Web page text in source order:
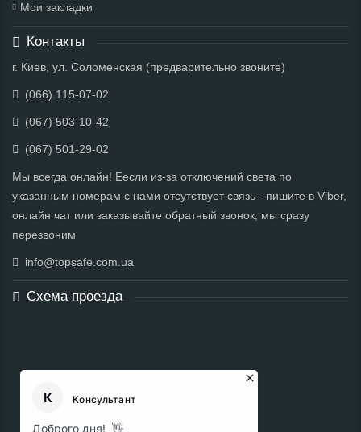
Мои закладки
Контакты
г. Киев, ул. Соломенская (предварительно звоните)
(066) 115-07-02
(067) 503-10-42
(067) 501-29-02
Мы всегда онлайн! Еесли из-за отключений света по
указанным номерам с нами отсутствует связь - пишите в Viber,
онлайн чат или заказывайте обратный звонок, мы сразу
перезвоним
info@topsafe.com.ua
Схема проезда